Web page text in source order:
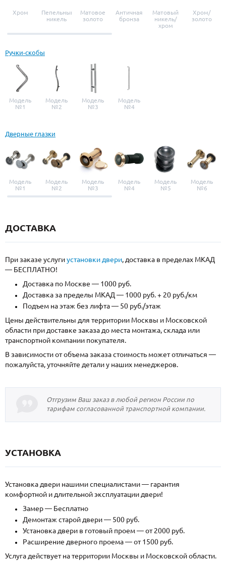
Хром
Пепельный
никель
Матовое
золото
Античная
бронза
Матовый
никель/
хром
Хром/
золото
Ручки-скобы
Модель
№1
Модель
№2
Модель
№3
Модель
№4
Дверные глазки
Модель
№1
Модель
№2
Модель
№3
Модель
№4
Модель
№5
Модель
№6
ДОСТАВКА
При заказе услугиустановки двери, доставка в пределах МКАД
— БЕСПЛАТНО!
Доставка по Москве — 1000 руб.
Доставка за пределы МКАД — 1000 руб. + 20 руб./км
Подъем на этаж без лифта — 50 руб./этаж
Цены действительны для территории Москвы и Московской
области при доставке заказа до места монтажа, склада или
транспортной компании покупателя.
В зависимости от объема заказа стоимость может отличаться —
пожалуйста, уточняйте детали у наших менеджеров.
Отгрузим Ваш заказ в любой регион России по
тарифам согласованной транспортной компании.
УСТАНОВКА
Установка двери нашими специалистами — гарантия
комфортной и длительной эксплуатации двери!
Замер — Бесплатно
Демонтаж старой двери — 500 руб.
Установка двери в готовый проем — от 2000 руб.
Расширение дверного проема — от 1500 руб.
Услуга действует на территории Москвы и Московской области.